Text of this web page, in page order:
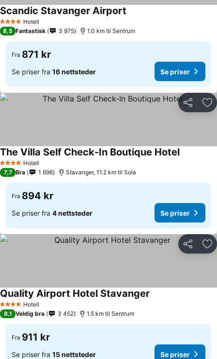
4 StjernerHotell
Scandic Stavanger Airport
8,5 Fantastisk 3 975 1.0 km til Sentrum
Fra 871 kr
Se priser fra 16 nettsteder Se priser
Del
4 StjernerHotell
The Villa Self Check-In Boutique Hotel
7,7 Bra 1 696 Stavanger, 11.2 km til Sola
Fra 894 kr
Se priser fra 4 nettsteder Se priser
Del
4 StjernerHotell
Quality Airport Hotel Stavanger
8,1 Veldig bra 3 452 1.5 km til Sentrum
Fra 911 kr
Se priser fra 15 nettsteder Se priser